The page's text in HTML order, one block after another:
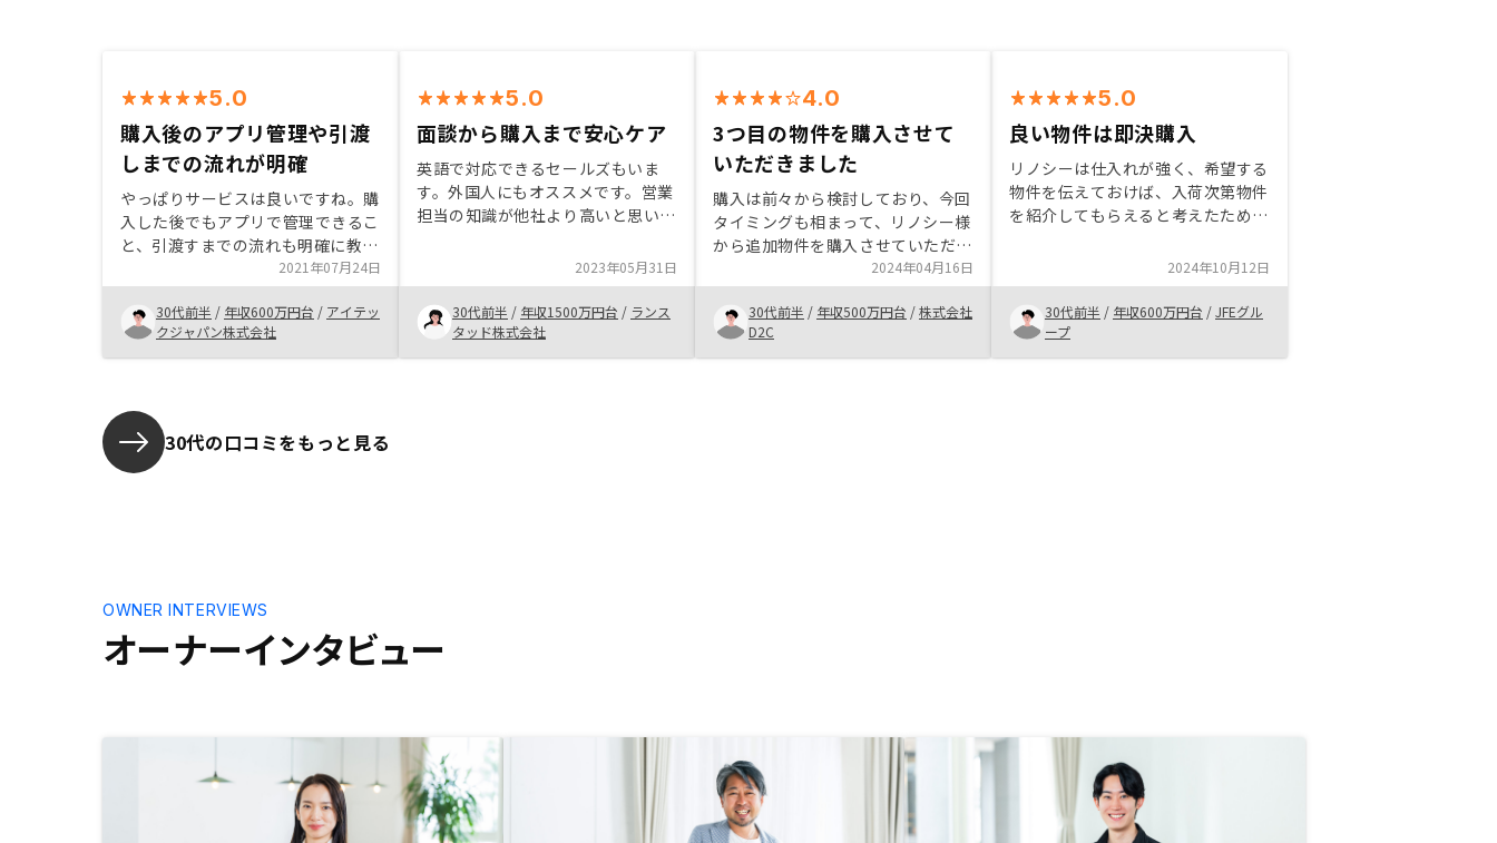
5.0
購入後のアプリ管理や引渡
しまでの流れが明確
やっぱりサービスは良いですね。購
入した後でもアプリで管理できるこ
と、引渡すまでの流れも明確に教え
てくれることなど、でも確かに物件
金額は相場より高いですから要注意
です。
2021年07月24日
30代前半 / 年収600万円台 / アイテッ
クジャパン株式会社
5.0
面談から購入まで安心ケア
英語で対応できるセールズもいま
す。外国人にもオススメです。営業
担当の知識が他社より高いと思いま
いと思いました。コロナでほぼミー
ティングがネットになって不安だと
思いますが、安心するまで営業担当
はサポートしました。夜勤があるか
ら遅い時間まで調整して面談ができ
によってアフターケアの希望が違う
2023年05月31日
30代前半 / 年収1500万円台 / ランス
タッド株式会社
4.0
3つ目の物件を購入させて
いただきました
購入は前々から検討しており、今回
タイミングも相まって、リノシー様
から追加物件を購入させていただき
ました。空室時の連絡や何か破損し
た際のご連絡も早くご連絡いただけ
るので、基本的に追加物件もリノシ
ー様から購入しようと考えておりま
した。
2024年04月16日
30代前半 / 年収500万円台 /株式会社
D2C
5.0
良い物件は即決購入
リノシーは仕入れが強く、希望する
物件を伝えておけば、入荷次第物件
を紹介してもらえると考えたため。
伝えておくのが大切と思います。
紹介してもらったら即決しないと良
い物件はすぐなくなるため、営業担
当とのチームワークも大切と思いま
す。
2024年10月12日
30代前半 / 年収600万円台 /JFEグル
ープ
30代の口コミをもっと見る
オーナーインタビュー
OWNER INTERVIEWS